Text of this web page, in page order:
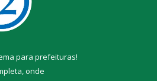
para prefeituras!
onde